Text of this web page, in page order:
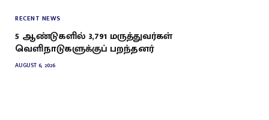
RECENT NEWS
5 ஆண்டுகளில் 3,791 மருத்துவர்கள்
வெளிநாடுகளுக்குப் பறந்தனர்
AUGUST 6, 2026